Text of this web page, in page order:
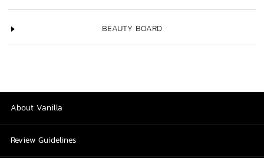
BEAUTY BOARD
About Vanilla
Review Guidelines